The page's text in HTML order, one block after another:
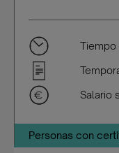
Salario
Personas con